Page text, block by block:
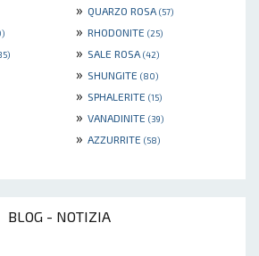
» QUARZO ROSA (57)
» RHODONITE (25)
» SALE ROSA (42)
» SHUNGITE (80)
» SPHALERITE (15)
» VANADINITE (39)
» AZZURRITE (58)
BLOG - NOTIZIA